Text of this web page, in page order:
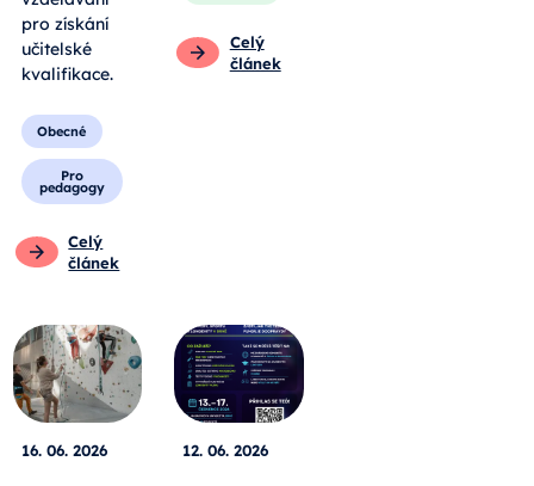
pro získání
učitelské
kvalifikace.
Obecné
Pro
pedagogy
Celý
článek
Celý
článek
16. 06. 2026 12. 06. 2026